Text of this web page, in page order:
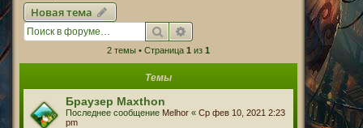
Новая тема
Поиск
2 темы • Страница 1 из 1
Темы
Браузер Maxthon
Последнее сообщение Melhor « Ср фев 10, 2021 2:23
pm